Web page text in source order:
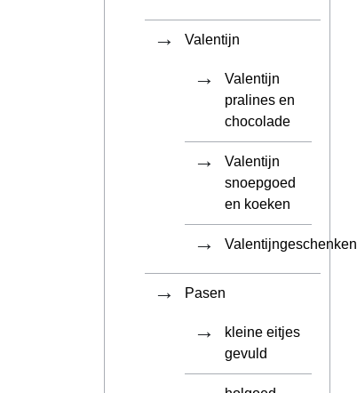
Valentijn
Valentijn
pralines en
chocolade
Valentijn
snoepgoed
en koeken
Valentijngeschenken
Pasen
kleine eitjes
gevuld